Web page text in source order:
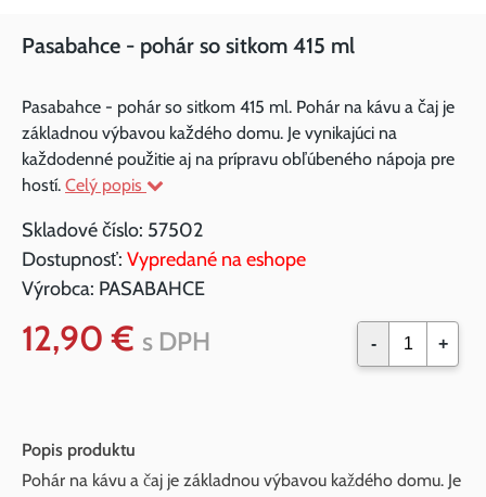
Pasabahce - pohár so sitkom 415 ml
Pasabahce - pohár so sitkom 415 ml. Pohár na kávu a čaj je
základnou výbavou každého domu. Je vynikajúci na
každodenné použitie aj na prípravu obľúbeného nápoja pre
hostí. Celý popis
Skladové číslo: 57502
Dostupnosť: Vypredané na eshope
Výrobca: PASABAHCE
12,90 € s DPH - +
Popis produktu
Pohár na kávu a čaj je základnou výbavou každého domu. Je